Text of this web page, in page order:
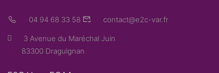
04 94 68 33 58 contact@e2c-var.fr
3 Avenue du Maréchal Juin
83300 Draguignan